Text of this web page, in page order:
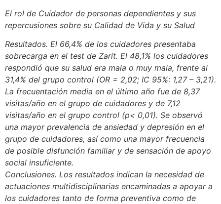
El rol de Cuidador de personas dependientes y sus
repercusiones sobre su Calidad de Vida y su Salud
Resultados. El 66,4% de los cuidadores presentaba
sobrecarga en el test de Zarit. El 48,1% los cuidadores
respondió que su salud era mala o muy mala, frente al
31,4% del grupo control (OR = 2,02; IC 95%: 1,27 – 3,21).
La frecuentación media en el último año fue de 8,37
visitas/año en el grupo de cuidadores y de 7,12
visitas/año en el grupo control (p< 0,01). Se observó
una mayor prevalencia de ansiedad y depresión en el
grupo de cuidadores, así como una mayor frecuencia
de posible disfunción familiar y de sensación de apoyo
social insuficiente.
Conclusiones. Los resultados indican la necesidad de
actuaciones multidisciplinarias encaminadas a apoyar a
los cuidadores tanto de forma preventiva como de